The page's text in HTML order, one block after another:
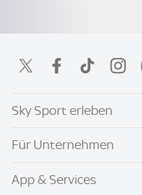
Sky Sport erleben
Für Unternehmen
App & Services